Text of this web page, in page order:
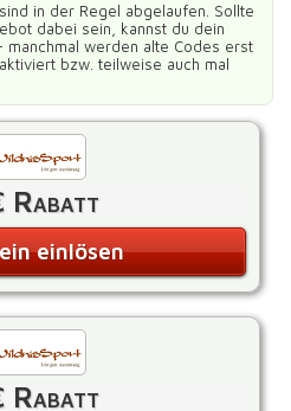
in der Regel abgelaufen. Sollte
dabei sein, kannst du dein
manchmal werden alte Codes erst
bzw. teilweise auch mal
Rabatt
einlösen
Rabatt